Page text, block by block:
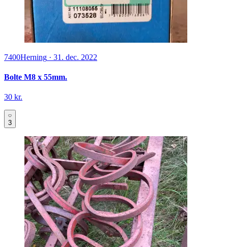
7400Herning · 31. dec. 2022
Bolte M8 x 55mm.
30 kr.
3